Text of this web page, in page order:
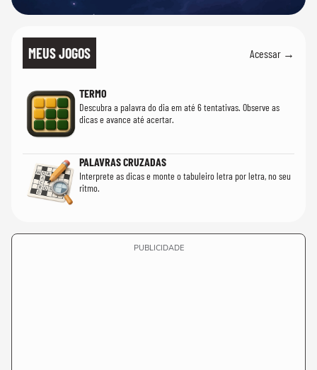
MEUS JOGOS Acessar →
TERMO
Descubra a palavra do dia em até 6 tentativas. Observe as
dicas e avance até acertar.
PALAVRAS CRUZADAS
Interprete as dicas e monte o tabuleiro letra por letra, no seu
ritmo.
PUBLICIDADE